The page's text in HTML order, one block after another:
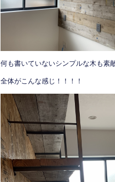
何も書いていないシンプルな木も素
全体がこんな感じ！！！！